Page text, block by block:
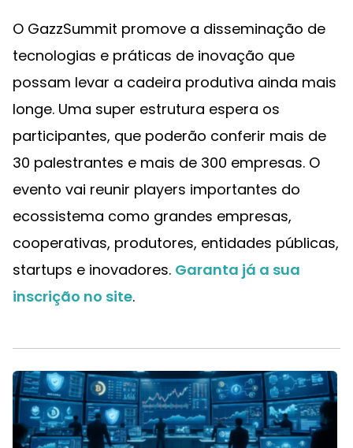
O GazzSummit promove a disseminação de
tecnologias e práticas de inovação que
possam levar a cadeira produtiva ainda mais
longe. Uma super estrutura espera os
participantes, que poderão conferir mais de
30 palestrantes e mais de 300 empresas. O
evento vai reunir players importantes do
ecossistema como grandes empresas,
cooperativas, produtores, entidades públicas,
startups e inovadores. Garanta já a sua
inscrição no site.